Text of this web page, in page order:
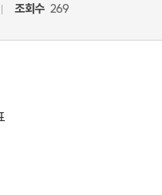
조회수 269